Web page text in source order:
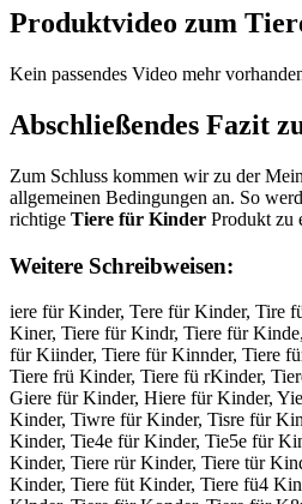
Produktvideo zum
Kein passendes Video mehr
Abschließendes Fazit
Zum Schluss kommen wir zu der
allgemeinen Bedingungen an. So
richtige Tiere für Kinder Produkt zu
Weitere Schreibweisen:
iere für Kinder, Tere für Kinder, Tire
Kiner, Tiere für Kindr, Tiere für
für Kiinder, Tiere für Kinnder, Tiere
Tiere frü Kinder, Tiere fü rKinder,
Giere für Kinder, Hiere für Kinder,
Kinder, Tiwre für Kinder, Tisre für
Kinder, Tie4e für Kinder, Tie5e für
Kinder, Tiere rür Kinder, Tiere tür
Kinder, Tiere füt Kinder, Tiere fü4